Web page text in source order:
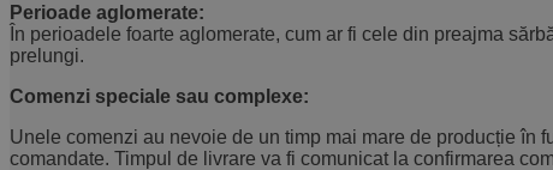
Perioade aglomerate:
În perioadele foarte aglomerate, cum ar fi cele din preajma
prelungi.
Comenzi speciale sau complexe:
Unele comenzi au nevoie de un timp mai mare de producție în
comandate. Timpul de livrare va fi comunicat la confirmarea